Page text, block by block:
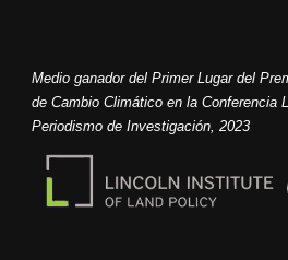
Medio ganador del Primer Lugar del
de Cambio Climático en la Conferencia
Periodismo de Investigación, 2023